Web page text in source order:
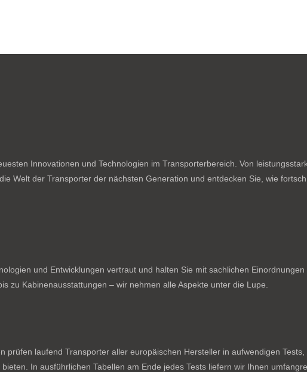
Innovationen und Technologien im Transporterbereich. Von
Welt der Transporter der nächsten Generation und entdecken Sie, wie
und Entwicklungen vertraut und halten Sie mit sachlichen
zu Kabinenausstattungen – wir nehmen alle Aspekte unter die Lupe.
laufend Transporter aller europäischen Hersteller in aufwendigen
In ausführlichen Tabellen am Ende jedes Tests liefern wir Ihnen